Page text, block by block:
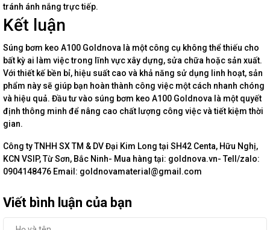
tránh ánh nắng trực tiếp.
Kết luận
Súng bơm keo A100 Goldnova là một công cụ không thể thiếu cho
bất kỳ ai làm việc trong lĩnh vực xây dựng, sửa chữa hoặc sản xuất.
Với thiết kế bền bỉ, hiệu suất cao và khả năng sử dụng linh hoạt, sản
phẩm này sẽ giúp bạn hoàn thành công việc một cách nhanh chóng
và hiệu quả. Đầu tư vào súng bơm keo A100 Goldnova là một quyết
định thông minh để nâng cao chất lượng công việc và tiết kiệm thời
gian.
Công ty TNHH SX TM & DV Đại Kim Long tại SH42 Centa, Hữu Nghị,
KCN VSIP, Từ Sơn, Bắc Ninh- Mua hàng tại: goldnova.vn- Tell/zalo:
0904148476 Email: goldnovamaterial@gmail.com
Viết bình luận của bạn